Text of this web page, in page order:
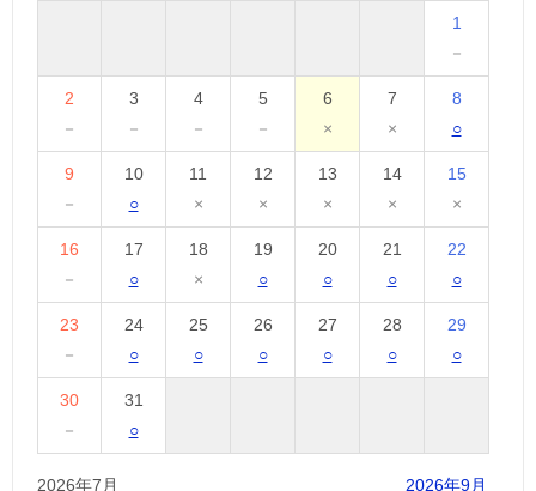
1
－
2
－
3
－
4
－
5
－
6
×
7
×
8
○
9
－
10
○
11
×
12
×
13
×
14
×
15
×
16
－
17
○
18
×
19
○
20
○
21
○
22
○
23
－
24
○
25
○
26
○
27
○
28
○
29
○
30
－
31
○
2026年7月 2026年9月